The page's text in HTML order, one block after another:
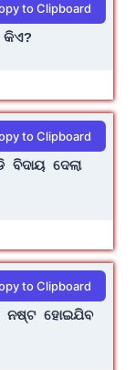
କଲା
to Clipboard
ଅଲସ ଚୋରାଇ
ଦେଲା
to Clipboard
ନଷ୍ଟ ହୋଇଯିବ
to Clipboard